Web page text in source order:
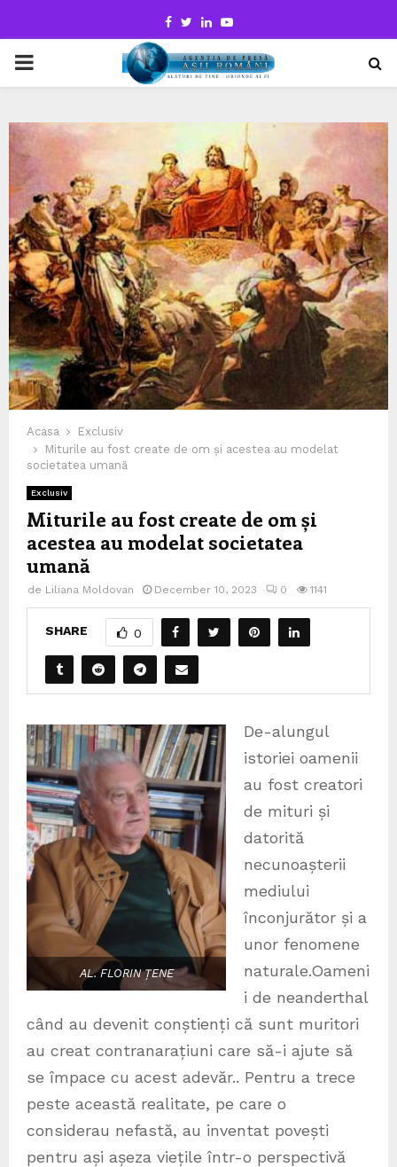
Facebook
TwitterLinkedinYoutube
PRIMARY
Acasa
Exclusiv
Miturile au fost create de om și acestea au modelat
societatea umană
Exclusiv
Miturile au fost create de om și
acestea au modelat societatea
umană
de Liliana Moldovan December 10, 2023 0 1141
SHARE 0
AL. FLORIN ȚENE
De-alungul
istoriei oamenii
au fost creatori
de mituri și
datorită
necunoașterii
mediului
înconjurător și a
unor fenomene
naturale.Oameni
i de neanderthal
când au devenit conștienți că sunt muritori
au creat contranarațiuni care să-i ajute să
se împace cu acest adevăr.. Pentru a trece
peste această realitate, pe care o
considerau nefastă, au inventat povești
pentru ași așeza viețile într-o perspectivă